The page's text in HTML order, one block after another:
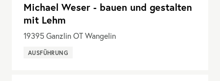
Michael Weser - bauen und gestalten
mit Lehm
19395 Ganzlin OT Wangelin
AUSFÜHRUNG